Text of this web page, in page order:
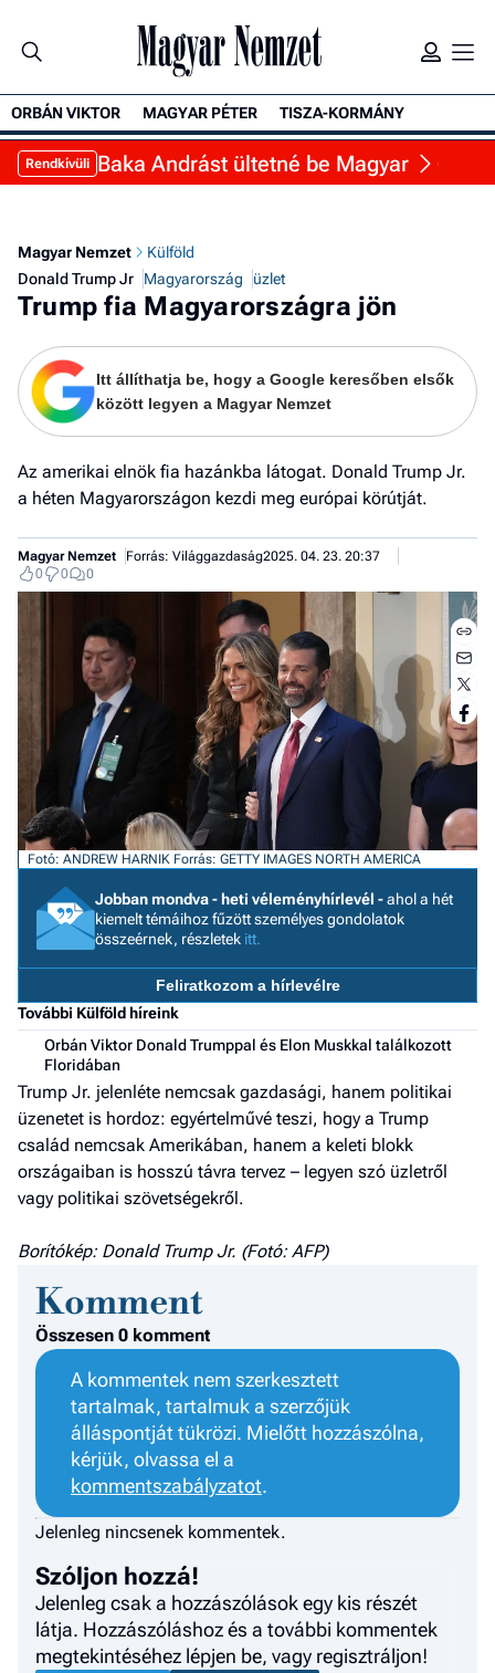
ORBÁN VIKTOR MAGYAR PÉTER TISZA-KORMÁNY
Rendkívüli Baka Andrást ültetné be Magyar Péter
Magyar Nemzet
Külföld
Donald Trump Jr
Magyarország üzlet
Trump fia Magyarországra jön
Itt állíthatja be, hogy a Google keresőben elsők
között legyen a Magyar Nemzet
Az amerikai elnök fia hazánkba látogat. Donald Trump Jr.
a héten Magyarországon kezdi meg európai körútját.
Magyar Nemzet Forrás: Világgazdaság2025. 04. 23. 20:37
0
0 0
Fotó: ANDREW HARNIK Forrás: GETTY IMAGES NORTH AMERICA
Jobban mondva - heti véleményhírlevél -ahol a hét
kiemelt témáihoz fűzött személyes gondolatok
összeérnek, részletek itt.
Feliratkozom a hírlevélre
További Külföld híreink
Orbán Viktor Donald Trumppal és Elon Muskkal találkozott
Floridában
Trump Jr. jelenléte nemcsak gazdasági, hanem politikai
üzenetet is hordoz: egyértelművé teszi, hogy a Trump
család nemcsak Amerikában, hanem a keleti blokk
országaiban is hosszú távra tervez – legyen szó üzletről
vagy politikai szövetségekről.
Borítókép: Donald Trump Jr. (Fotó: AFP)
Komment
Összesen 0 komment
A kommentek nem szerkesztett
tartalmak, tartalmuk a szerzőjük
álláspontját tükrözi. Mielőtt hozzászólna,
kérjük, olvassa el a
kommentszabályzatot.
Jelenleg nincsenek kommentek.
Szóljon hozzá!
Jelenleg csak a hozzászólások egy kis részét
látja. Hozzászóláshoz és a további kommentek
megtekintéséhez lépjen be, vagy regisztráljon!